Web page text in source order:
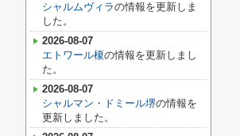
シャルムヴィラの情報を更新しま
した。
2026-08-07
エトワール榎の情報を更新しまし
た。
2026-08-07
シャルマン・ドミール堺の情報を
更新しました。